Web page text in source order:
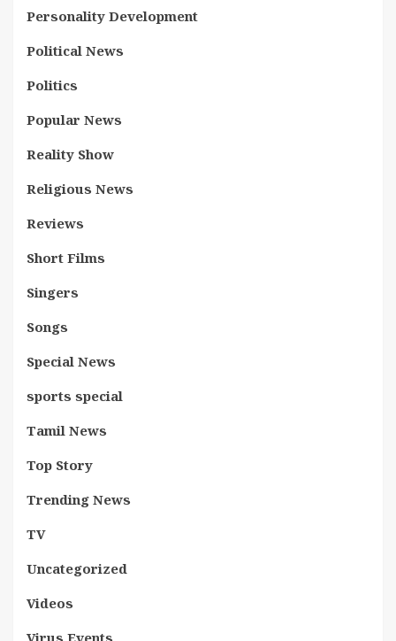
Personality Development
Political News
Politics
Popular News
Reality Show
Religious News
Reviews
Short Films
Singers
Songs
Special News
sports special
Tamil News
Top Story
Trending News
TV
Uncategorized
Videos
Virus Events